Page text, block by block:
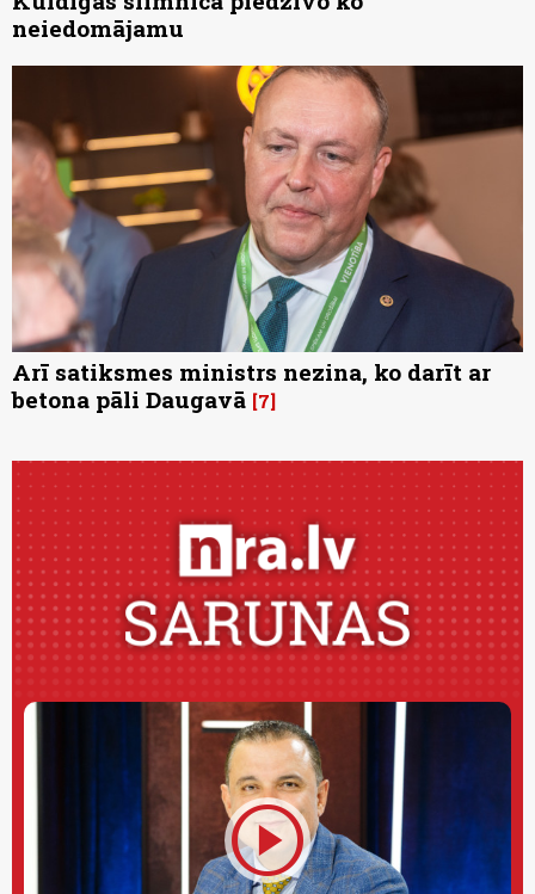
neiedomājamu
Arī satiksmes ministrs nezina, ko darīt ar
betona pāli Daugavā 7
play_circle